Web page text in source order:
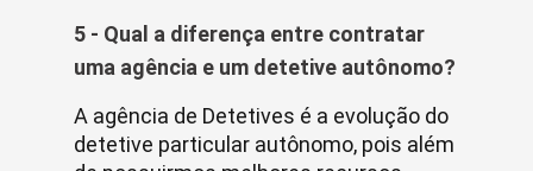
5 - Qual a diferença entre contratar
uma agência e um detetive autônomo?
A agência de Detetives é a evolução do
detetive particular autônomo, pois além